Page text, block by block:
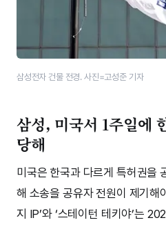
삼성전자 건물 전경. 사진=고성준 기자
삼성, 미국서 1주일에
당해
미국은 한국과 다르게 특허권을
해 소송을 공유자 전원이 제기해
지 IP’와 ‘스테이턴 테키야’는